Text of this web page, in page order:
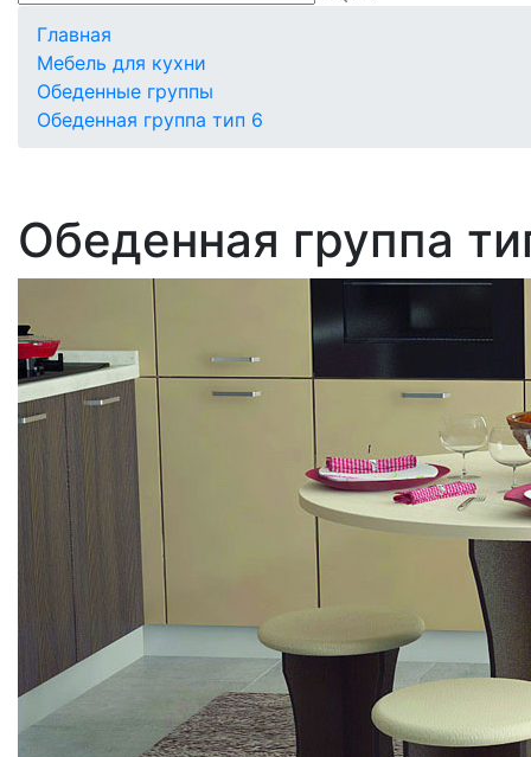
Главная
Мебель для кухни
Обеденные группы
Обеденная группа тип 6
Обеденная группа